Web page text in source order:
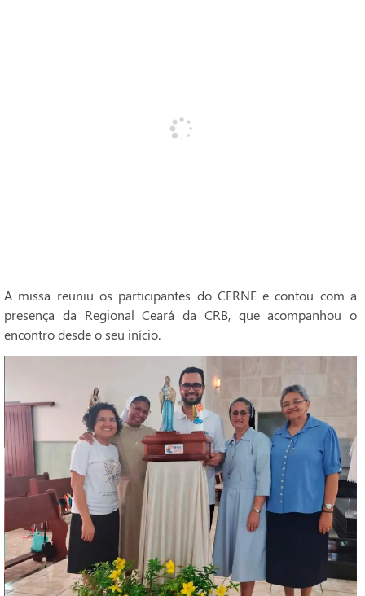
A missa reuniu os participantes do CERNE e contou com a
presença da Regional Ceará da CRB, que acompanhou o
encontro desde o seu início.